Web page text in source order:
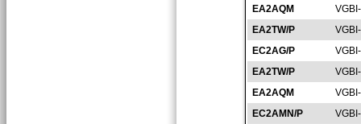
EA2AQM
EA2TW/P
EC2AG/P
EA2TW/P
EA2AQM
EC2AMN/P